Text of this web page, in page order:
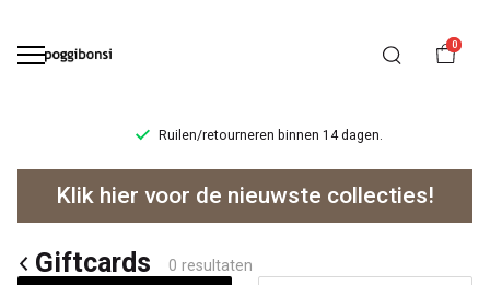
0
Ruilen/retourneren binnen 14 dagen.
Giftcards
Poggibonsi
Klik hier voor de nieuwste collecties!
Giftcards 0 resultaten